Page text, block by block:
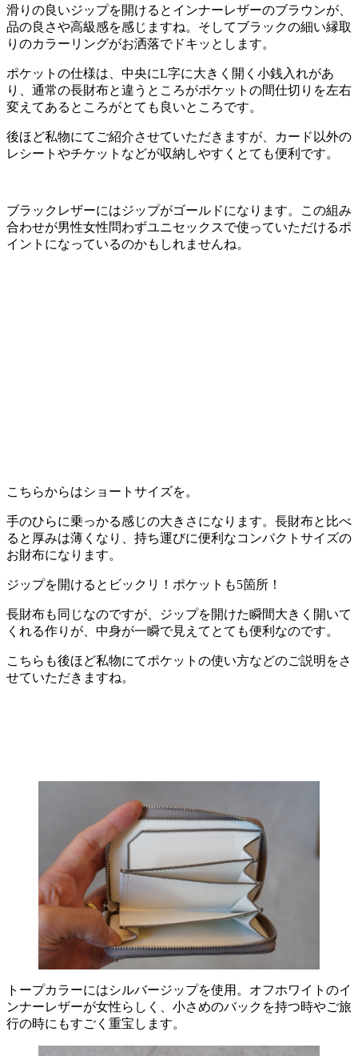
滑りの良いジップを開けるとインナーレザーのブラウンが、
品の良さや高級感を感じますね。そしてブラックの細い縁取
りのカラーリングがお洒落でドキッとします。
ポケットの仕様は、中央にL字に大きく開く小銭入れがあ
り、通常の長財布と違うところがポケットの間仕切りを左右
変えてあるところがとても良いところです。
後ほど私物にてご紹介させていただきますが、カード以外の
レシートやチケットなどが収納しやすくとても便利です。
ブラックレザーにはジップがゴールドになります。この組み
合わせが男性女性問わずユニセックスで使っていただけるポ
イントになっているのかもしれませんね。
こちらからはショートサイズを。
手のひらに乗っかる感じの大きさになります。長財布と比べ
ると厚みは薄くなり、持ち運びに便利なコンパクトサイズの
お財布になります。
ジップを開けるとビックリ！ポケットも5箇所！
長財布も同じなのですが、ジップを開けた瞬間大きく開いて
くれる作りが、中身が一瞬で見えてとても便利なのです。
こちらも後ほど私物にてポケットの使い方などのご説明をさ
せていただきますね。
トープカラーにはシルバージップを使用。オフホワイトのイ
ンナーレザーが女性らしく、小さめのバックを持つ時やご旅
行の時にもすごく重宝します。